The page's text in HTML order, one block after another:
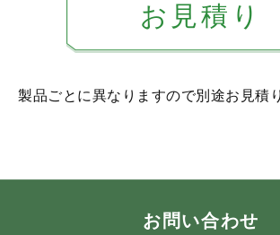
お見積り
製品ごとに異なりますので別途お見積
お問い合わせ